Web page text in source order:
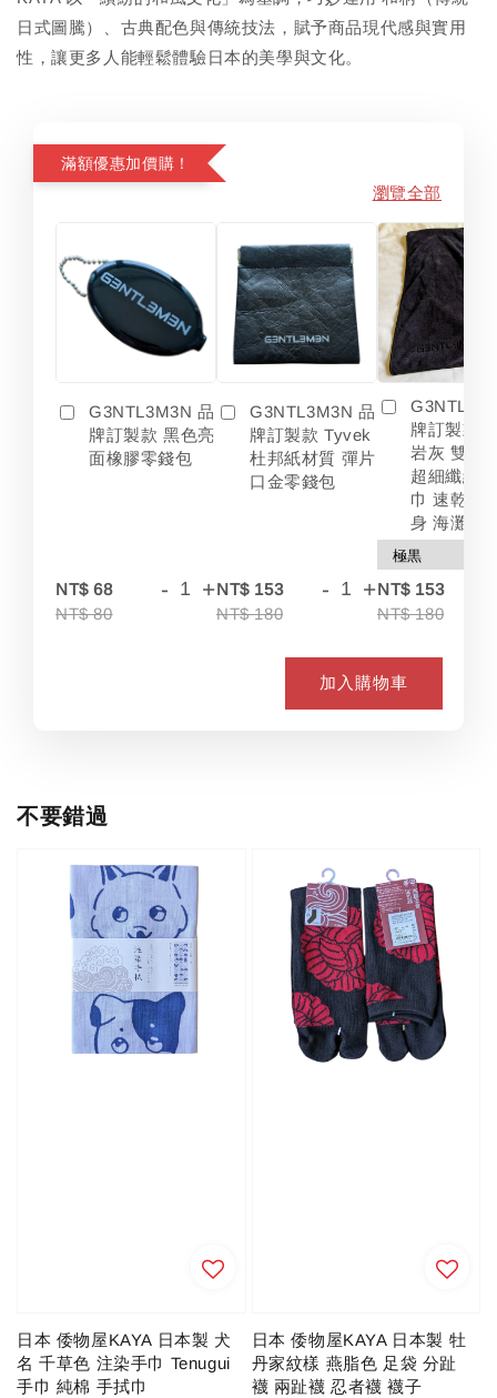
日式圖騰）、古典配色與傳統技法，賦予商品現代感與實用
性，讓更多人能輕鬆體驗日本的美學與文化。
滿額優惠加價購！
瀏覽全部
G3NTL3M3N 品
牌訂製款 黑色亮
面橡膠零錢包
NT$ 68
NT$ 80
- +
G3NTL3M3N 品
牌訂製款 Tyvek
杜邦紙材質 彈片
口金零錢包
NT$ 153
NT$ 180
- +
牌訂製款
岩灰 雙色
超細纖維
巾 速乾 吸
身 海灘
NT$ 153
NT$ 180
加入購物車
不要錯過
日本 倭物屋KAYA 日本製 犬
名 千草色 注染手巾 Tenugui
手巾 純棉 手拭巾
日本 倭物屋KAYA 日本製 牡
丹家紋樣 燕脂色 足袋 分趾
襪 兩趾襪 忍者襪 襪子